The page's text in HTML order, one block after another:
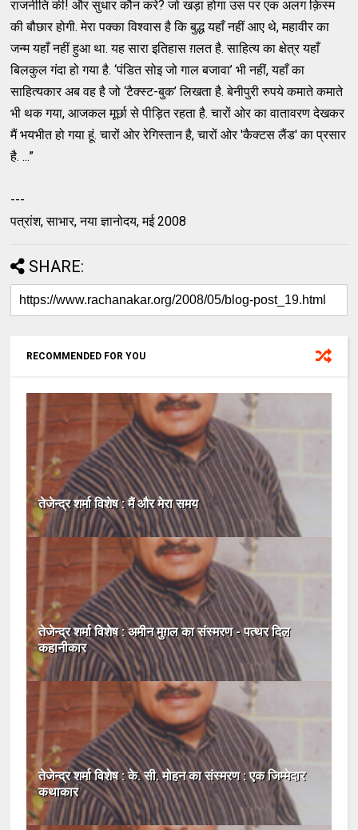
राजनीति की! और सुधार कौन करे? जो खड़ा होगा उस पर एक अलग क़िस्म
की बौछार होगी. मेरा पक्का विश्वास है कि बुद्ध यहाँ नहीं आए थे, महावीर का
जन्म यहाँ नहीं हुआ था. यह सारा इतिहास ग़लत है. साहित्य का क्षेत्र यहाँ
बिलकुल गंदा हो गया है. ‘पंडित सोइ जो गाल बजावा’ भी नहीं, यहाँ का
साहित्यकार अब वह है जो ‘टैक्स्ट-बुक’ लिखता है. बेनीपुरी रुपये कमाते कमाते
भी थक गया, आजकल मूर्छा से पीड़ित रहता है. चारों ओर का वातावरण देखकर
मैं भयभीत हो गया हूं. चारों ओर रेगिस्तान है, चारों ओर 'कैक्टस लैंड' का प्रसार
है. ...”
---
पत्रांश, साभार, नया ज्ञानोदय, मई 2008
SHARE:
RECOMMENDED FOR YOU
तेजेन्द्र शर्मा विशेष : मैं और मेरा समय
तेजेन्द्र शर्मा विशेष : अमीन मुग़ल का संस्मरण - पत्‍थर दिल
कहानीकार
तेजेन्द्र शर्मा विशेष : के. सी. मोहन का संस्मरण : एक जिम्मेदार
कथाकार